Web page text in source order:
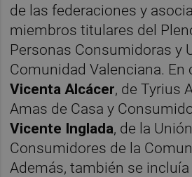
de las federaciones y
miembros titulares del
Personas Consumidoras y
Comunidad Valenciana. En
Vicenta Alcácer, de Tyrius
Amas de Casa y
Vicente Inglada, de la
Consumidores de la
Además, también se